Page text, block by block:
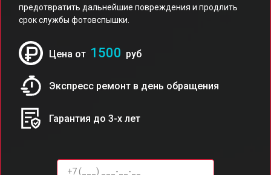
предотвратить дальнейшие повреждения и продлить
срок службы фотовспышки.
Цена от 1500 руб
Экспресс ремонт в день обращения
Гарантия до 3-х лет